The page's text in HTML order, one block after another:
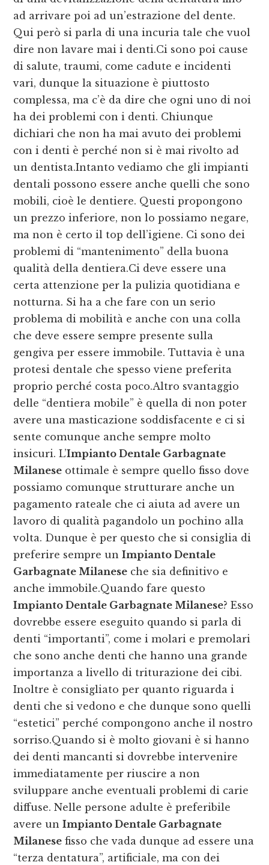
ad arrivare poi ad un’estrazione del dente.
Qui però si parla di una incuria tale che vuol
dire non lavare mai i denti.Ci sono poi cause
di salute, traumi, come cadute e incidenti
vari, dunque la situazione è piuttosto
complessa, ma c’è da dire che ogni uno di noi
ha dei problemi con i denti. Chiunque
dichiari che non ha mai avuto dei problemi
con i denti è perché non si è mai rivolto ad
un dentista.Intanto vediamo che gli impianti
dentali possono essere anche quelli che sono
mobili, cioè le dentiere. Questi propongono
un prezzo inferiore, non lo possiamo negare,
ma non è certo il top dell’igiene. Ci sono dei
problemi di “mantenimento” della buona
qualità della dentiera.Ci deve essere una
certa attenzione per la pulizia quotidiana e
notturna. Si ha a che fare con un serio
problema di mobilità e anche con una colla
che deve essere sempre presente sulla
gengiva per essere immobile. Tuttavia è una
protesi dentale che spesso viene preferita
proprio perché costa poco.Altro svantaggio
delle “dentiera mobile” è quella di non poter
avere una masticazione soddisfacente e ci si
sente comunque anche sempre molto
insicuri. L’Impianto Dentale Garbagnate
Milanese ottimale è sempre quello fisso dove
possiamo comunque strutturare anche un
pagamento rateale che ci aiuta ad avere un
lavoro di qualità pagandolo un pochino alla
volta. Dunque è per questo che si consiglia di
preferire sempre unImpianto Dentale
Garbagnate Milanese che sia definitivo e
anche immobile.Quando fare questo
Impianto Dentale Garbagnate Milanese? Esso
dovrebbe essere eseguito quando si parla di
denti “importanti”, come i molari e premolari
che sono anche denti che hanno una grande
importanza a livello di triturazione dei cibi.
Inoltre è consigliato per quanto riguarda i
denti che si vedono e che dunque sono quelli
“estetici” perché compongono anche il nostro
sorriso.Quando si è molto giovani è si hanno
dei denti mancanti si dovrebbe intervenire
immediatamente per riuscire a non
sviluppare anche eventuali problemi di carie
diffuse. Nelle persone adulte è preferibile
avere unImpianto Dentale Garbagnate
Milanese fisso che vada dunque ad essere una
“terza dentatura”, artificiale, ma con dei